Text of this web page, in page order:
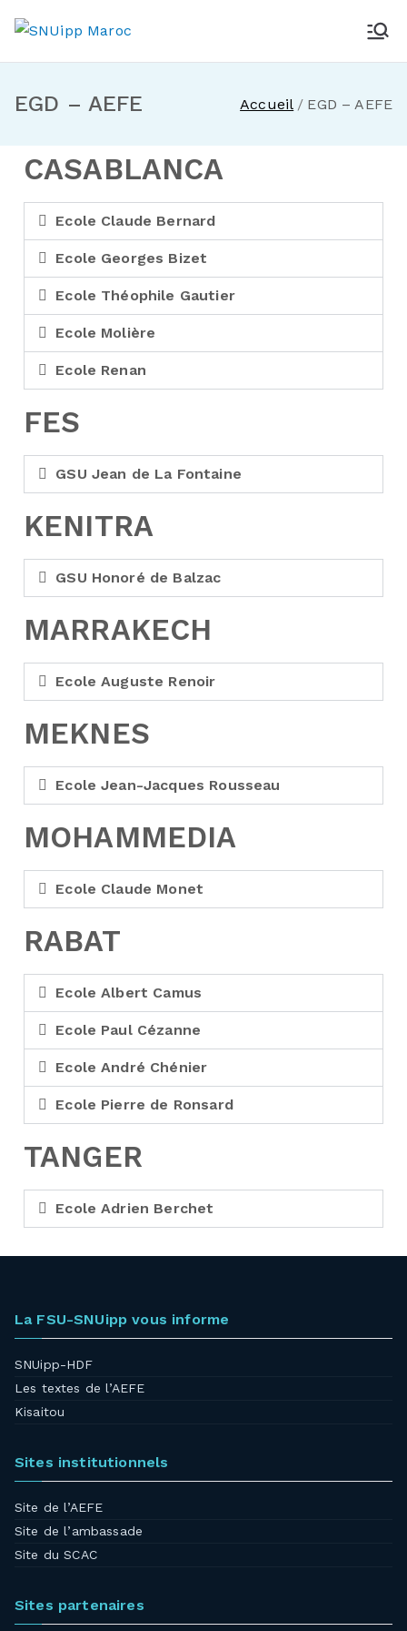
EGD – AEFE Accueil EGD – AEFE
CASABLANCA
Ecole Claude Bernard
Ecole Georges Bizet
Ecole Théophile Gautier
Ecole Molière
Ecole Renan
FES
GSU Jean de La Fontaine
KENITRA
GSU Honoré de Balzac
MARRAKECH
Ecole Auguste Renoir
MEKNES
Ecole Jean-Jacques Rousseau
MOHAMMEDIA
Ecole Claude Monet
RABAT
Ecole Albert Camus
Ecole Paul Cézanne
Ecole André Chénier
Ecole Pierre de Ronsard
TANGER
Ecole Adrien Berchet
La FSU-SNUipp vous informe
SNUipp-HDF
Les textes de l’AEFE
Kisaitou
Sites institutionnels
Site de l’AEFE
Site de l’ambassade
Site du SCAC
Sites partenaires